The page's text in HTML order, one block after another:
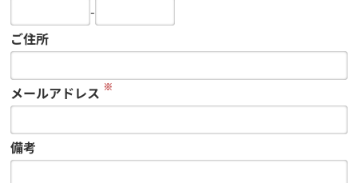
-
ご住所
メールアドレス ※
備考